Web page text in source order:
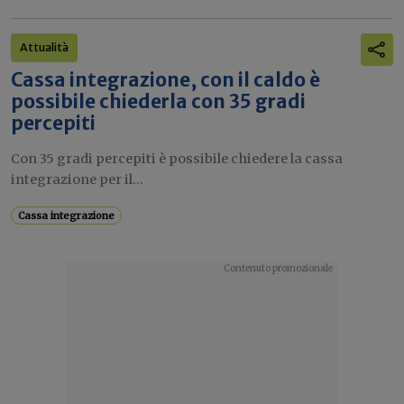
Attualità
Cassa integrazione, con il caldo è
possibile chiederla con 35 gradi
percepiti
Con 35 gradi percepiti è possibile chiedere la cassa
integrazione per il...
Cassa integrazione